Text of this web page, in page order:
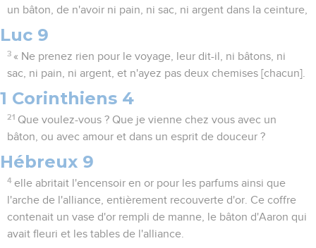
un bâton, de n'avoir ni pain, ni sac, ni argent dans la ceinture,
Luc 9
3 « Ne prenez rien pour le voyage, leur dit-il, ni bâtons, ni
sac, ni pain, ni argent, et n'ayez pas deux chemises [chacun].
1 Corinthiens 4
21 Que voulez-vous ? Que je vienne chez vous avec un
bâton, ou avec amour et dans un esprit de douceur ?
Hébreux 9
4 elle abritait l'encensoir en or pour les parfums ainsi que
l'arche de l'alliance, entièrement recouverte d'or. Ce coffre
contenait un vase d'or rempli de manne, le bâton d'Aaron qui
avait fleuri et les tables de l'alliance.